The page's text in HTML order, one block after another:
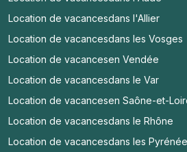
Location de vacancesdans l'Allier
Location de vacancesdans les Vosges
Location de vacancesen Vendée
Location de vacancesdans le Var
Location de vacancesen Saône-et-
Location de vacancesdans le Rhône
Location de vacancesdans les